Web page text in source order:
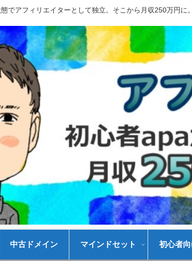
でアフィリエイターとして独立。そこから月収250万円
中古ドメイン マインドセット 初心者